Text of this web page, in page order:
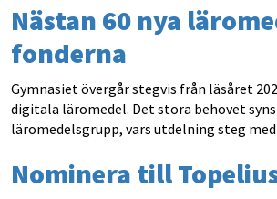
Nästan 60 nya
fonderna
Gymnasiet övergår stegvis från läsåret
digitala läromedel. Det stora behovet
läromedelsgrupp, vars utdelning steg
Nominera till